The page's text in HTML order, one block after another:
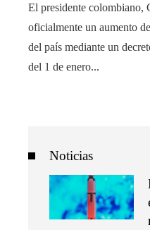
El presidente colombiano,
oficialmente un aumento
del país mediante un
del 1 de enero...
Noticias